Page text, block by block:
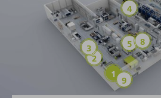
Taglio di
Smistamento